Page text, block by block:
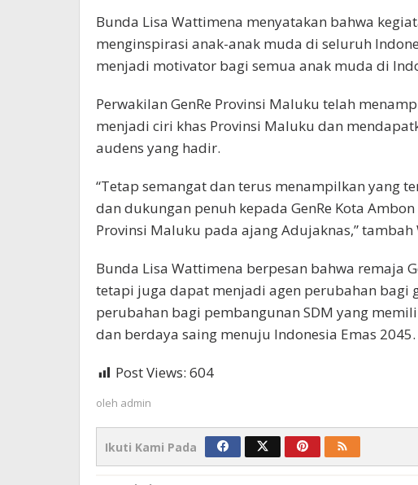
Bunda Lisa Wattimena menyatakan bahwa
menginspirasi anak-anak muda di seluruh
menjadi motivator bagi semua anak muda di
Perwakilan GenRe Provinsi Maluku telah
menjadi ciri khas Provinsi Maluku dan
audens yang hadir.
“Tetap semangat dan terus menampilkan yang
dan dukungan penuh kepada GenRe Kota
Provinsi Maluku pada ajang Adujaknas,” tambah
Bunda Lisa Wattimena berpesan bahwa remaja
tetapi juga dapat menjadi agen perubahan bagi
perubahan bagi pembangunan SDM yang
dan berdaya saing menuju Indonesia Emas
Post Views: 604
oleh admin
Ikuti Kami Pada